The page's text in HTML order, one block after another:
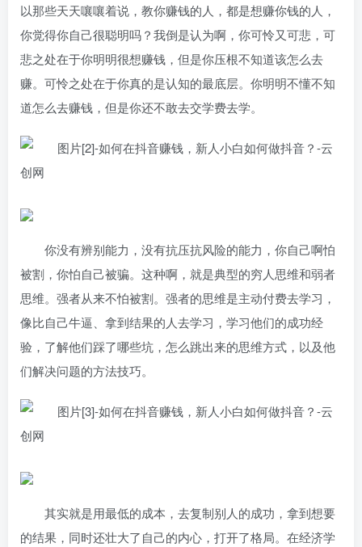
以那些天天嚷嚷着说，教你赚钱的人，都是想赚你钱的人，
你觉得你自己很聪明吗？我倒是认为啊，你可怜又可悲，可
悲之处在于你明明很想赚钱，但是你压根不知道该怎么去
赚。可怜之处在于你真的是认知的最底层。你明明不懂不知
道怎么去赚钱，但是你还不敢去交学费去学。
你没有辨别能力，没有抗压抗风险的能力，你自己啊怕
被割，你怕自己被骗。这种啊，就是典型的穷人思维和弱者
思维。强者从来不怕被割。强者的思维是主动付费去学习，
像比自己牛逼、拿到结果的人去学习，学习他们的成功经
验，了解他们踩了哪些坑，怎么跳出来的思维方式，以及他
们解决问题的方法技巧。
其实就是用最低的成本，去复制别人的成功，拿到想要
的结果，同时还壮大了自己的内心，打开了格局。在经济学